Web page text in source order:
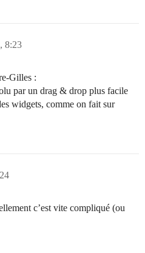
8:23
Gilles :
par un drag & drop plus facile
widgets, comme on fait sur
c’est vite compliqué (ou